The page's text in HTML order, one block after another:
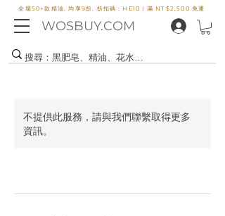
WOSBUY.COM
全場50+款精油, 均享9折, 折扣碼：HE10 | 滿 NT$2,500 免運
不提供此服務，請與我們聯繫取得更多
資訊。